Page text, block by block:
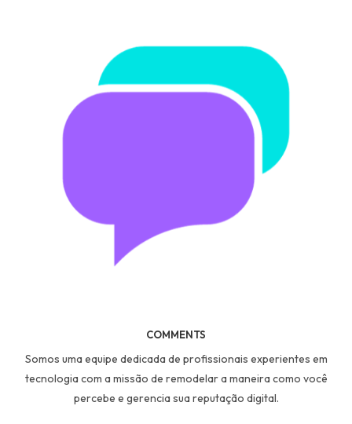
COMMENTS
Somos uma equipe dedicada de profissionais experientes em
tecnologia com a missão de remodelar a maneira como você
percebe e gerencia sua reputação digital.